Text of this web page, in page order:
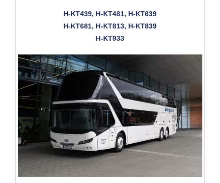
H-KT439, H-KT481, H-KT639
H-KT681, H-KT813, H-KT839
H-KT933